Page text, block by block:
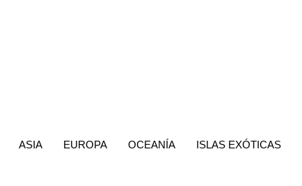
ASIA EUROPA OCEANÍA ISLAS EXÓTICAS